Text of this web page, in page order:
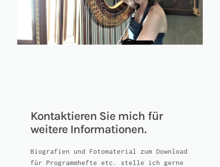
Kontaktieren Sie mich für
weitere Informationen.
Biografien und Fotomaterial zum Download
für Programmhefte etc. stelle ich gerne